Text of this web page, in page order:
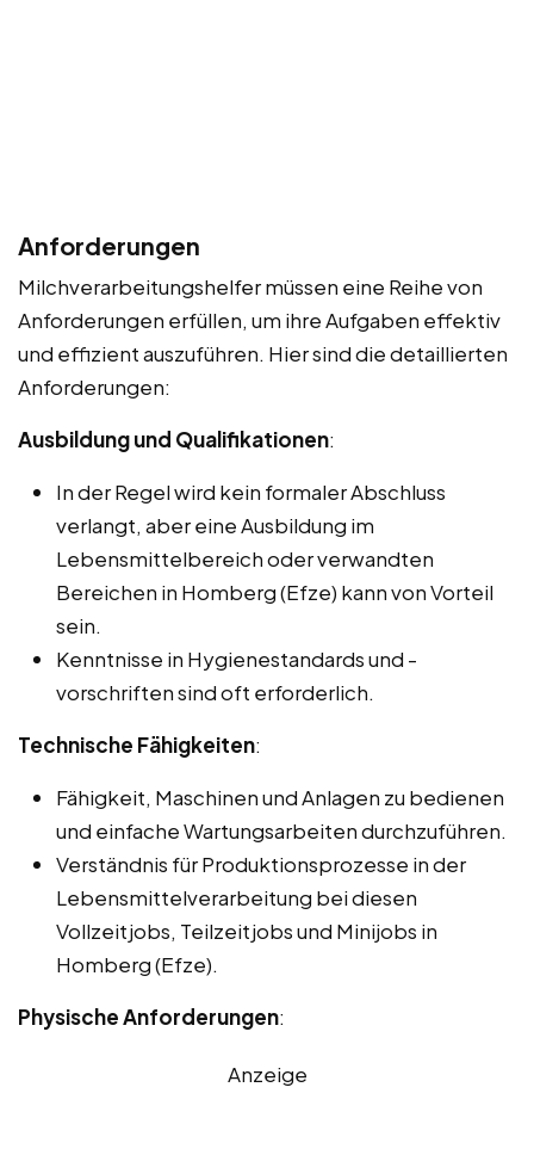
Anforderungen
Milchverarbeitungshelfer müssen eine Reihe von
Anforderungen erfüllen, um ihre Aufgaben effektiv
und effizient auszuführen. Hier sind die detaillierten
Anforderungen:
Ausbildung und Qualifikationen:
In der Regel wird kein formaler Abschluss
verlangt, aber eine Ausbildung im
Lebensmittelbereich oder verwandten
Bereichen in Homberg (Efze) kann von Vorteil
sein.
Kenntnisse in Hygienestandards und -
vorschriften sind oft erforderlich.
Technische Fähigkeiten:
Fähigkeit, Maschinen und Anlagen zu bedienen
und einfache Wartungsarbeiten durchzuführen.
Verständnis für Produktionsprozesse in der
Lebensmittelverarbeitung bei diesen
Vollzeitjobs, Teilzeitjobs und Minijobs in
Homberg (Efze).
Physische Anforderungen:
Anzeige